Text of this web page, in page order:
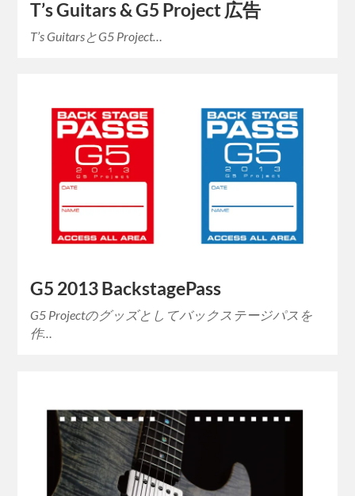
T’s Guitars & G5 Project 広告
T’s GuitarsとG5 Project…
G5 2013 BackstagePass
G5 Projectのグッズとしてバックステージパスを
作…